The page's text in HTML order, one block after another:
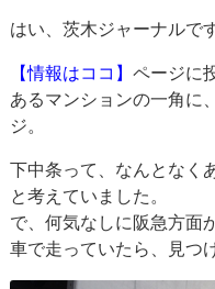
はい、茨木ジャーナルで
【情報はココ】 ページに
あるマンションの一角に
ジ。
下中条って、なんとなく
と考えていました。
で、何気なしに阪急方面
車で走っていたら、見つ